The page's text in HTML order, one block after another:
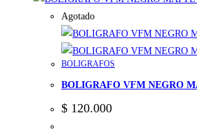
Agotado
BOLIGRAFOS
BOLIGRAFO VFM NEGRO
$ 120.000